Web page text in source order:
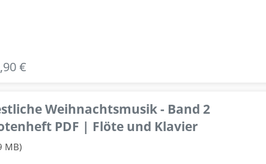
€
Weihnachtsmusik - Band 2
PDF | Flöte und Klavier
MB)